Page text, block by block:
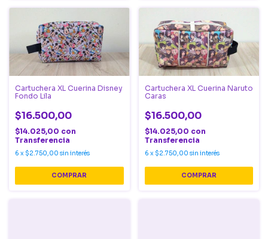
Cartuchera XL Cuerina Disney
Fondo Lila
$16.500,00
$14.025,00 con
Transferencia
6 x $2.750,00 sin interés
Cartuchera XL Cuerina Naruto
Caras
$16.500,00
$14.025,00 con
Transferencia
6 x $2.750,00 sin interés